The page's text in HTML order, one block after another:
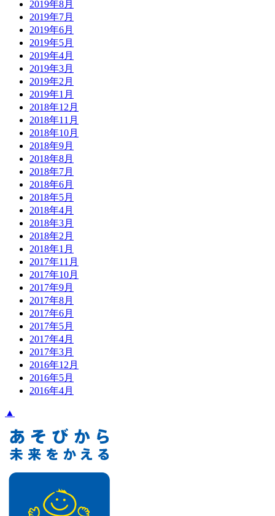
2019年8月
2019年7月
2019年6月
2019年5月
2019年4月
2019年3月
2019年2月
2019年1月
2018年12月
2018年11月
2018年10月
2018年9月
2018年8月
2018年7月
2018年6月
2018年5月
2018年4月
2018年3月
2018年2月
2018年1月
2017年11月
2017年10月
2017年9月
2017年8月
2017年6月
2017年5月
2017年4月
2017年3月
2016年12月
2016年5月
2016年4月
▲